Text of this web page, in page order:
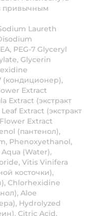
привычным
Laureth
PEG-7 Glyceryl
Glycerin
(кондиционер),
Extract
Extract (экстракт
Extract (экстракт
Extract
(пантенол),
Phenoxyethanol,
(Water),
Vitis Vinifera
косточки),
Chlorhexidine
Aloe
Hydrolyzed
Citric Acid,